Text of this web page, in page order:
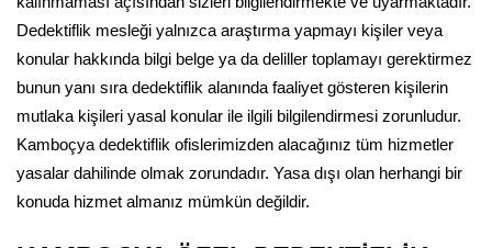
Dedektiflik mesleği yalnızca araştırma yapmayı kişiler veya
konular hakkında bilgi belge ya da deliller toplamayı gerektirmez
bunun yanı sıra dedektiflik alanında faaliyet gösteren kişilerin
mutlaka kişileri yasal konular ile ilgili bilgilendirmesi zorunludur.
Kamboçya dedektiflik ofislerimizden alacağınız tüm hizmetler
yasalar dahilinde olmak zorundadır. Yasa dışı olan herhangi bir
konuda hizmet almanız mümkün değildir.